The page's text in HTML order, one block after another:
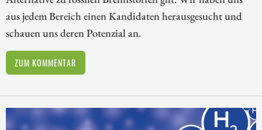
aus jedem Bereich einen Kandidaten herausgesucht und
schauen uns deren Potenzial an.
ZUM KOMMENTAR